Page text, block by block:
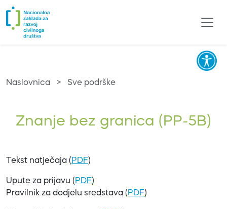
Naslovnica > Sve podrške
Znanje bez granica (PP-5B)
Tekst natječaja (PDF)
Upute za prijavu (PDF)
Pravilnik za dodjelu sredstava (PDF)